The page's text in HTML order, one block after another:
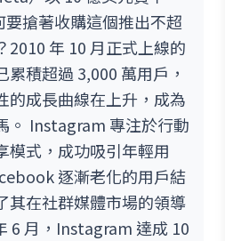
搶著收購這個推出不超
2010 年 10 月正式上線的
積超過 3,000 萬用戶，
的成長曲線在上升，成為
。 Instagram 專注於行動
模式，成功吸引年輕用
逐漸老化的用戶結
其在社群媒體市場的領導
6 月，Instagram 達成 10